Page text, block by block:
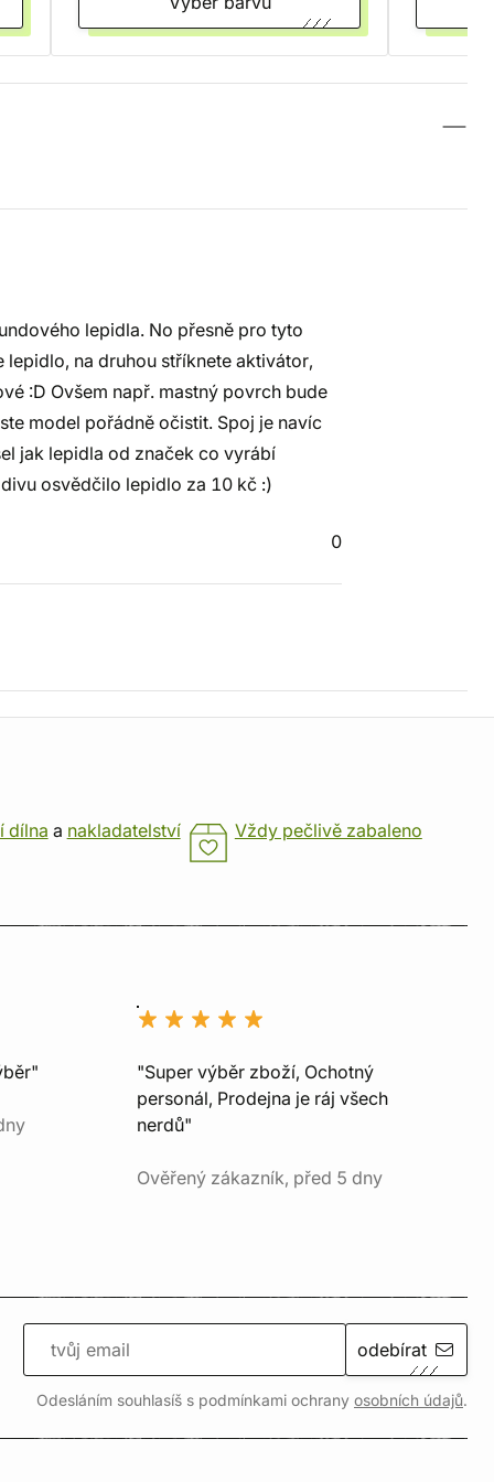
lepidla. No přesně pro tyto
lepidlo, na druhou stříknete aktivátor,
:D Ovšem např. mastný povrch bude
model pořádně očistit. Spoj je navíc
jak lepidla od značek co vyrábí
osvědčilo lepidlo za 10 kč :)
0
dílna a nakladatelství Vždy pečlivě zabaleno
"Super výběr zboží, Ochotný
personál, Prodejna je ráj všech
nerdů"
Ověřený zákazník, před 5 dny
odebírat
Odesláním souhlasíš s podmínkami ochrany osobních údajů.